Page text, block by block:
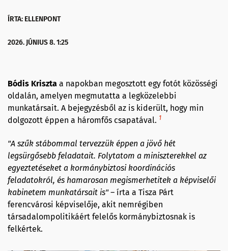
ÍRTA: ELLENPONT
2026. JÚNIUS 8. 1:25
Bódis Kriszta a napokban megosztott egy fotót közösségi
oldalán, amelyen megmutatta a legközelebbi
munkatársait. A bejegyzésből az is kiderült, hogy min
dolgozott éppen a háromfős csapatával. 1
"A szűk stábommal tervezzük éppen a jövő hét
legsürgősebb feladatait. Folytatom a miniszterekkel az
egyeztetéseket a kormánybiztosi koordinációs
feladatokról, és hamarosan megismerhetitek a képviselői
kabinetem munkatársait is" – írta a Tisza Párt
ferencvárosi képviselője, akit nemrégiben
társadalompolitikáért felelős kormánybiztosnak is
felkértek.